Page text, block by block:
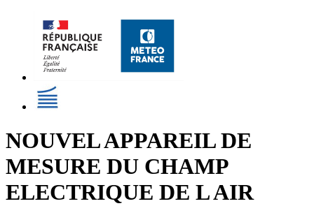
NOUVEL APPAREIL DE
MESURE DU CHAMP
ELECTRIQUE DE L AIR